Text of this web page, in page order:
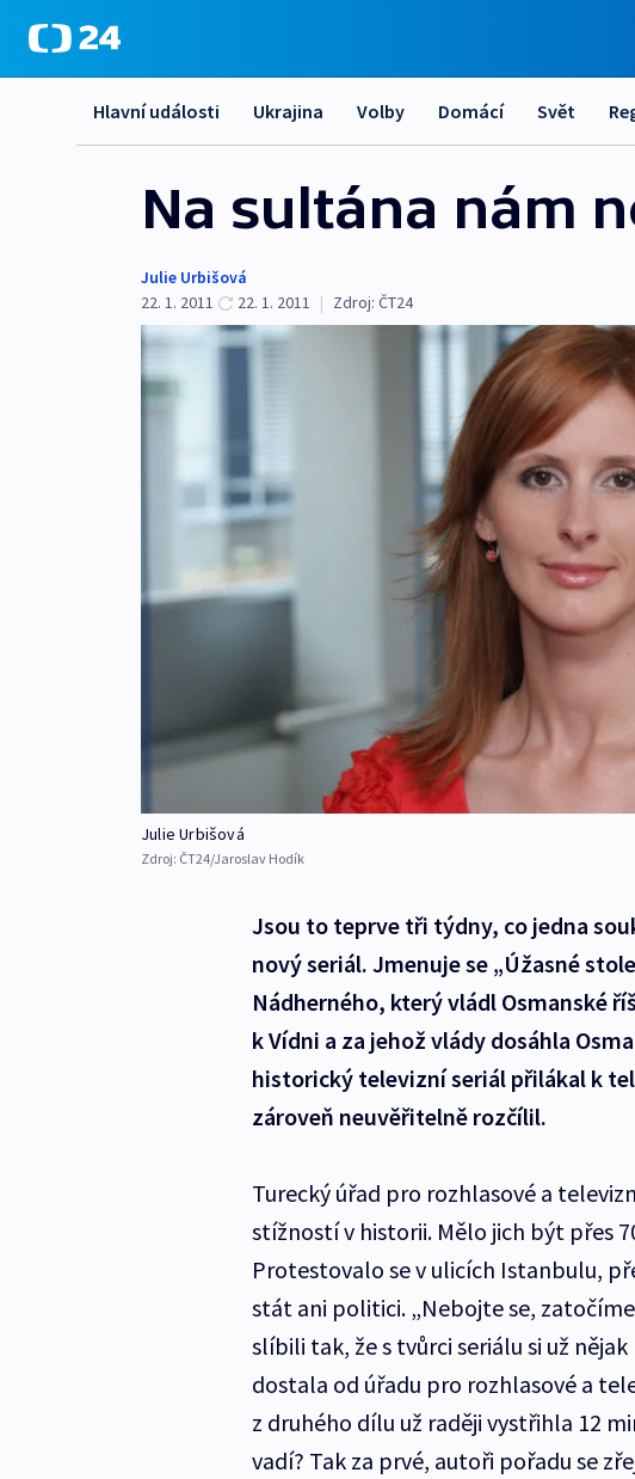
Hlavní události Ukrajina Volby Domácí Svět
Na sultána nám
Julie Urbišová
22. 1. 2011
22. 1. 2011 | Zdroj: ČT24
Julie Urbišová
Zdroj: ČT24/Jaroslav Hodík
Jsou to teprve tři týdny, co jedna
nový seriál. Jmenuje se „Úžasné
Nádherného, který vládl Osmanské
k Vídni a za jehož vlády dosáhla
historický televizní seriál přilákal k
zároveň neuvěřitelně rozčílil.
Turecký úřad pro rozhlasové a
stížností v historii. Mělo jich být přes
Protestovalo se v ulicích Istanbulu,
stát ani politici. „Nebojte se,
slíbili tak, že s tvůrci seriálu si už
dostala od úřadu pro rozhlasové a
z druhého dílu už raději vystřihla 12
vadí? Tak za prvé, autoři pořadu se